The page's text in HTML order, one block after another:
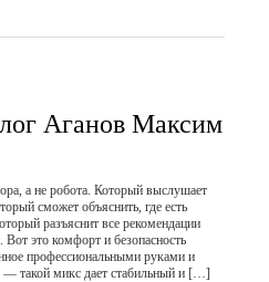
Аганов Максим
а не робота. Который выслушает
сможет объяснить, где есть
разъяснит все рекомендации
Вот это комфорт и безопасность
профессиональными руками и
такой микс дает стабильный и […]